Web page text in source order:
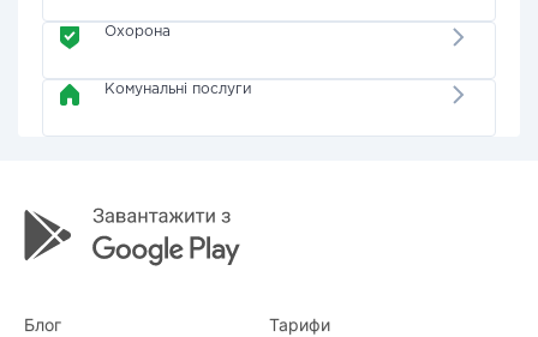
Охорона
Комунальні послуги
Блог Тарифи